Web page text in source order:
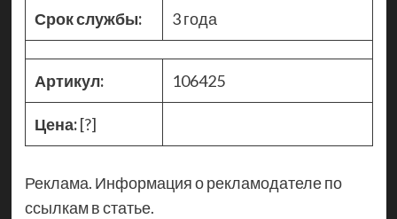
Срок службы: 3 года
Артикул: 106425
Цена:[?]
Реклама. Информация о рекламодателе по
ссылкам в статье.